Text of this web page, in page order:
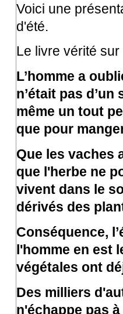
Voici une
d'été.
Le livre vérité
L’homme a
n’était pas
même un tout
que pour
Que les vaches
que l'herbe ne
vivent dans le
dérivés des
Conséquence,
l'homme en est
végétales ont
Des milliers
n'échappe pas